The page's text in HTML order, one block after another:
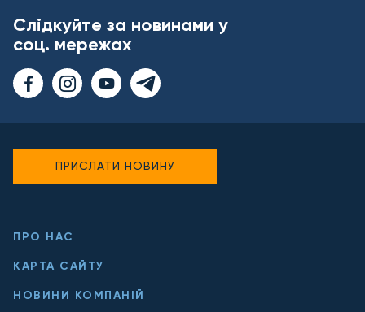
Слідкуйте за новинами у
соц. мережах
ПРО НАС
КАРТА САЙТУ
НОВИНИ КОМПАНІЙ
ПРИСЛАТИ НОВИНУ